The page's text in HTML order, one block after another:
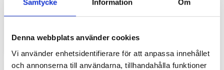
Samtycke Information Om
Denna webbplats använder cookies
Vi använder enhetsidentifierare för att anpassa innehållet
och annonserna till användarna, tillhandahålla funktioner
gör stor skillnad i vardagen
även lunchplatsen under långa arbetsdagar....